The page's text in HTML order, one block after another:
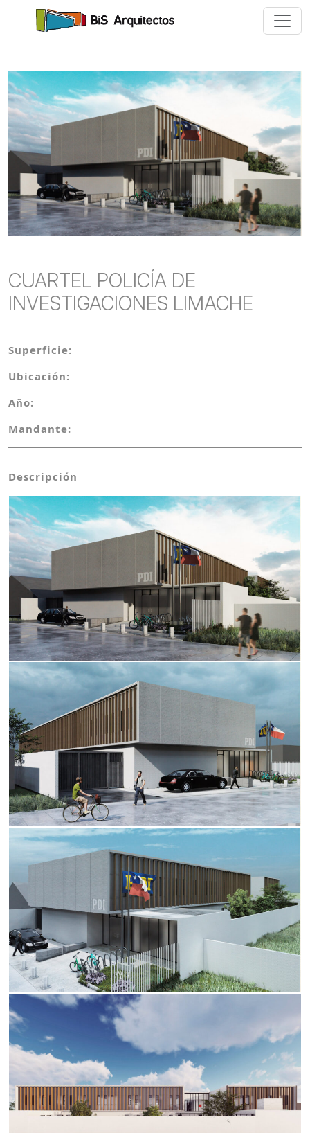
CUARTEL POLICÍA DE
INVESTIGACIONES LIMACHE
Superficie:
Ubicación:
Año:
Mandante:
Descripción